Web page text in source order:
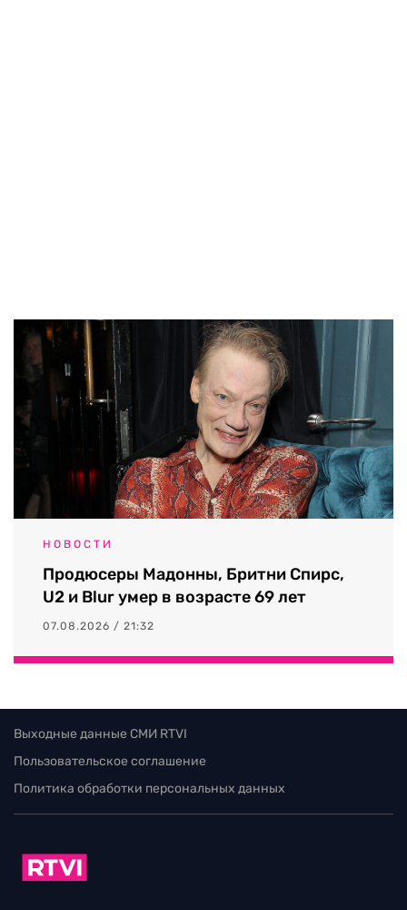
НОВОСТИ
Продюсеры Мадонны, Бритни Спирс,
U2 и Blur умер в возрасте 69 лет
07.08.2026 / 21:32
Выходные данные СМИ RTVI
Пользовательское соглашение
Политика обработки персональных данных